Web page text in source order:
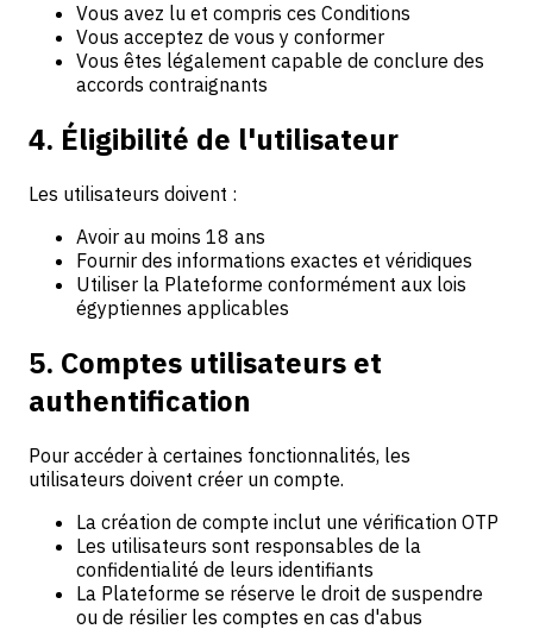
Vous avez lu et compris ces Conditions
Vous acceptez de vous y conformer
Vous êtes légalement capable de conclure des
accords contraignants
4. Éligibilité de l'utilisateur
Les utilisateurs doivent :
Avoir au moins 18 ans
Fournir des informations exactes et véridiques
Utiliser la Plateforme conformément aux lois
égyptiennes applicables
5. Comptes utilisateurs et
authentification
Pour accéder à certaines fonctionnalités, les
utilisateurs doivent créer un compte.
La création de compte inclut une vérification OTP
Les utilisateurs sont responsables de la
confidentialité de leurs identifiants
La Plateforme se réserve le droit de suspendre
ou de résilier les comptes en cas d'abus